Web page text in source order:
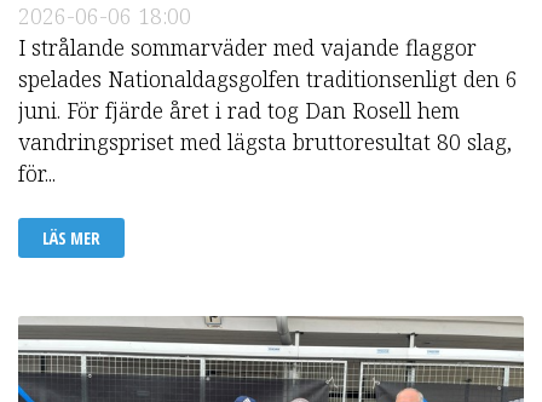
2026-06-06 18:00
I strålande sommarväder med vajande flaggor
spelades Nationaldagsgolfen traditionsenligt den 6
juni. För fjärde året i rad tog Dan Rosell hem
vandringspriset med lägsta bruttoresultat 80 slag,
för...
LÄS MER